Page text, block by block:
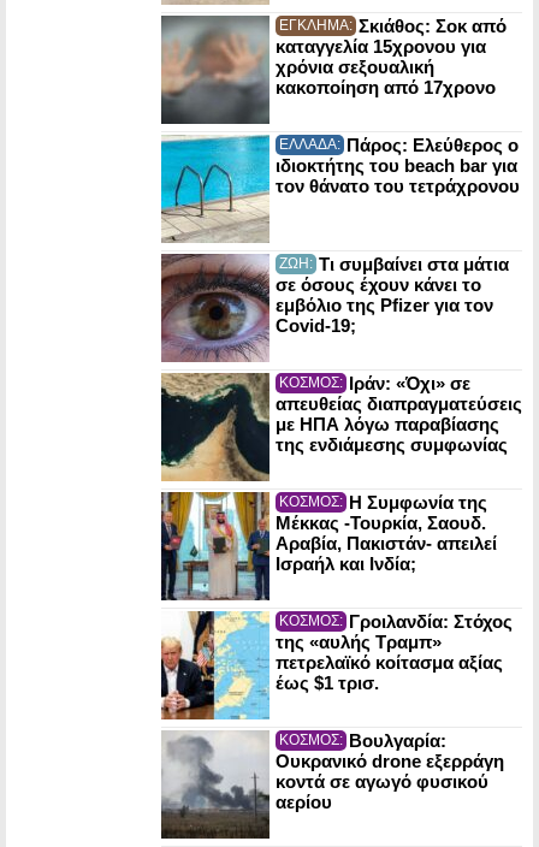
ΕΓΚΛΗΜΑ: Σκιάθος: Σοκ από
καταγγελία 15χρονου για
χρόνια σεξουαλική
κακοποίηση από 17χρονο
ΕΛΛΑΔΑ: Πάρος: Ελεύθερος ο
ιδιοκτήτης του beach bar για
τον θάνατο του τετράχρονου
ΖΩΗ: Τι συμβαίνει στα μάτια
σε όσους έχουν κάνει το
εμβόλιο της Pfizer για τον
Covid-19;
ΚΟΣΜΟΣ: Ιράν: «Όχι» σε
απευθείας διαπραγματεύσεις
με ΗΠΑ λόγω παραβίασης
της ενδιάμεσης συμφωνίας
ΚΟΣΜΟΣ: Η Συμφωνία της
Μέκκας -Τουρκία, Σαουδ.
Αραβία, Πακιστάν- απειλεί
Ισραήλ και Ινδία;
ΚΟΣΜΟΣ: Γροιλανδία: Στόχος
της «αυλής Τραμπ»
πετρελαϊκό κοίτασμα αξίας
έως $1 τρισ.
ΚΟΣΜΟΣ: Βουλγαρία:
Ουκρανικό drone εξερράγη
κοντά σε αγωγό φυσικού
αερίου